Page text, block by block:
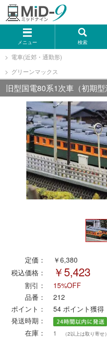
メニュー 検索
メーカー一覧
TOMIX
KATO
GREENMAX
トミーテック
マイクロエース
Bトレインショーティー
MODEMO(モデモ)
さんけい
トラムウェイ
電車(近郊・通勤形)
グリーンマックス
旧型国電80系1次車（初期
定価：
￥6,380
税込価格：
￥5,423
割引：
15%OFF
品番：
212
ポイント：
54 ポイント獲得
発送時期：
在庫：
1 （2以上は取り寄せ）